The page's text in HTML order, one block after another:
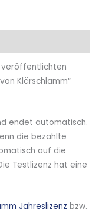
veröffentlichten
Klärschlamm“
endet automatisch.
die bezahlte
auf die
Testlizenz hat eine
Jahreslizenz bzw.